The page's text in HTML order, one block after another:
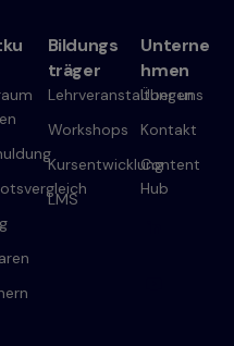
Bildungs
träger
Lehrveranstaltungen
Workshops
Kursentwicklung
LMS
Unterne
hmen
Über uns
Kontakt
Content
Hub